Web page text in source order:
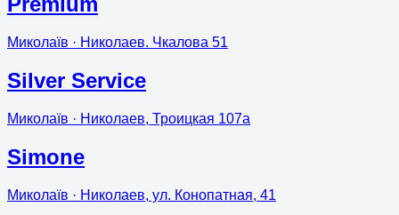
Миколаїв · Николаев. Чкалова 51
Silver Service
Миколаїв · Николаев, Троицкая 107а
Simone
Миколаїв · Николаев, ул. Конопатная, 41